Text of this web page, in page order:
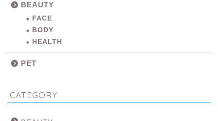
BEAUTY
FACE
BODY
HEALTH
PET
CATEGORY